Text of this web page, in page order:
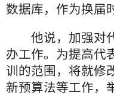
数据库，作为换届
他说，加强对代
办工作。为提高代
训的范围，将就修
新预算法等工作，